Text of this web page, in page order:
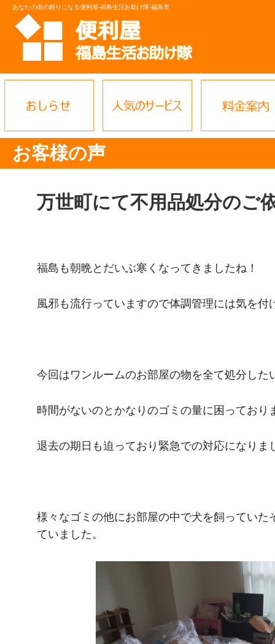
あなたの街の頼りになる便利屋-福島生活お助け隊-福島市
お客様の声
万世町にて不用品処分のご
福島も朝晩とだいぶ寒くなってきましたね！
風邪も流行っていますので体調管理には気を付
今回はワンルームのお部屋の物を全て処分した
時間がないのとかなりのゴミの量に困っており
退去の期日も迫っており緊急での対応になりま
様々なゴミの他にお部屋の中で犬を飼ってい
ていました。